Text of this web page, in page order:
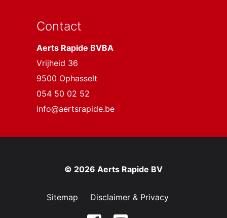
Contact
Aerts Rapide BVBA
Vrijheid 36
9500 Ophasselt
054 50 02 52
info@aertsrapide.be
© 2026 Aerts Rapide BV
Sitemap Disclaimer & Privacy